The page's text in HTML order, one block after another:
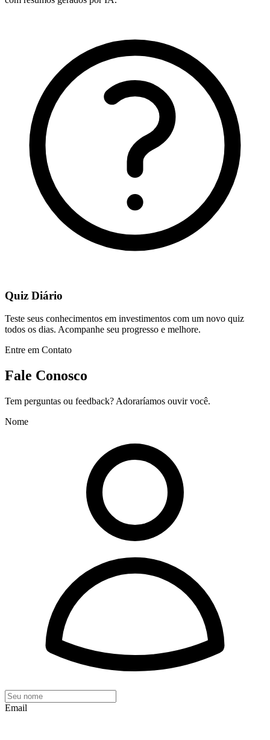
Quiz Diário
Teste seus conhecimentos em investimentos com um novo quiz
todos os dias. Acompanhe seu progresso e melhore.
Entre em Contato
Fale Conosco
Tem perguntas ou feedback? Adoraríamos ouvir você.
Nome
Email